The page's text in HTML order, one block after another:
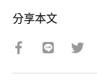
分享本文